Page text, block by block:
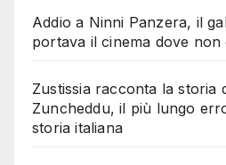
Addio a Ninni Panzera, il
portava il cinema dove non
Zustissia racconta la storia
Zuncheddu, il più lungo
storia italiana